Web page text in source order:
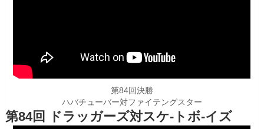
第84回決勝
ハバチューバー対ファイテングスター
第84回 ドラッガーズ対スケ-トボ-イズ